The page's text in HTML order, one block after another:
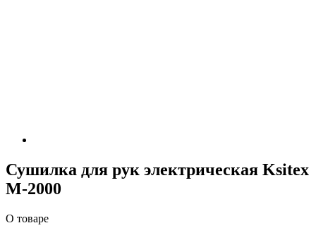
Сушилка для рук электрическая Ksitex
M-2000
О товаре